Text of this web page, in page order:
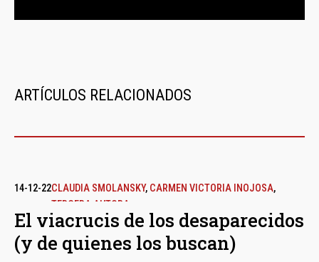
ARTÍCULOS RELACIONADOS
14-12-22CLAUDIA SMOLANSKY, CARMEN VICTORIA INOJOSA,
TERCERA AUTORA
El viacrucis de los desaparecidos
(y de quienes los buscan)